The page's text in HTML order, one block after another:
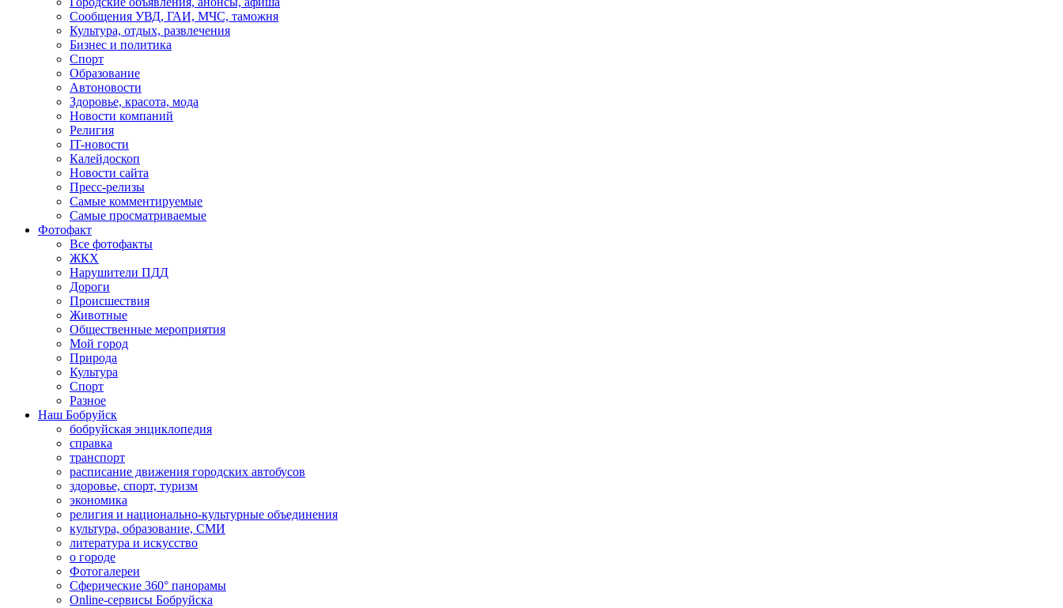
Сообщения УВД, ГАИ, МЧС, таможня
Культура, отдых, развлечения
Бизнес и политика
Спорт
Образование
Автоновости
Здоровье, красота, мода
Новости компаний
Религия
IT-новости
Калейдоскоп
Новости сайта
Пресс-релизы
Самые комментируемые
Самые просматриваемые
Фотофакт
Все фотофакты
ЖКХ
Нарушители ПДД
Дороги
Происшествия
Животные
Общественные мероприятия
Мой город
Природа
Культура
Спорт
Разное
Наш Бобруйск
бобруйская энциклопедия
справка
транспорт
расписание движения городских автобусов
здоровье, спорт, туризм
экономика
религия и национально-культурные объединения
культура, образование, СМИ
литература и искусство
о городе
Фотогалереи
Сферические 360° панорамы
Online-сервисы Бобруйска